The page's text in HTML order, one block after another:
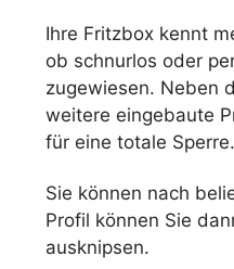
Ihre Fritzbox kennt
ob schnurlos oder
zugewiesen. Neben
weitere eingebaute
für eine totale Sperre.
Sie können nach
Profil können Sie
ausknipsen.